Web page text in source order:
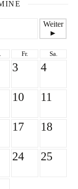
Weiter
►
Fr. Sa.
3 4
10 11
17 18
24 25